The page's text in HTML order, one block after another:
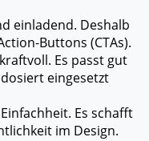
einladend. Deshalb
Buttons (CTAs).
Es passt gut
eingesetzt
Es schafft
im Design.